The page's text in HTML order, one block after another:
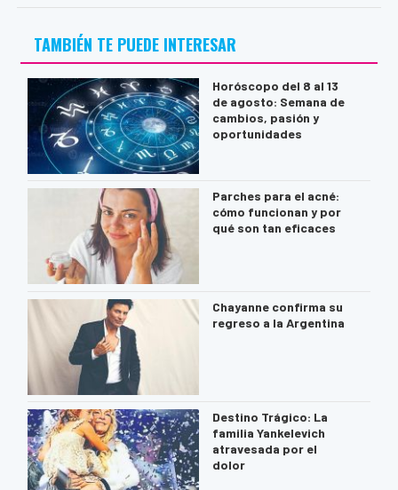
TAMBIÉN TE PUEDE INTERESAR
Horóscopo del 8 al 13
de agosto: Semana de
cambios, pasión y
oportunidades
Parches para el acné:
cómo funcionan y por
qué son tan eficaces
Chayanne confirma su
regreso a la Argentina
Destino Trágico: La
familia Yankelevich
atravesada por el
dolor